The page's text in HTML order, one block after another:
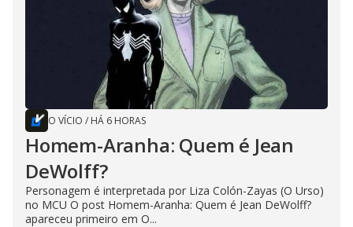
O VÍCIO / HÁ 6 HORAS
Homem-Aranha: Quem é Jean
DeWolff?
Personagem é interpretada por Liza Colón-Zayas (O Urso)
no MCU O post Homem-Aranha: Quem é Jean DeWolff?
apareceu primeiro em O...